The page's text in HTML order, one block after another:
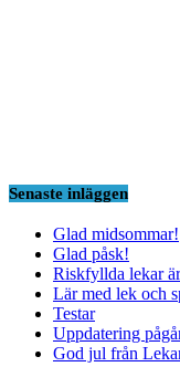
Senaste inläggen
Glad midsommar!
Glad påsk!
Riskfyllda lekar
Lär med lek och
Testar
Uppdatering
God jul från